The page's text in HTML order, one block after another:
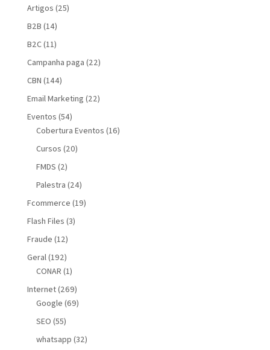
Artigos (25)
B2B (14)
B2C(11)
Campanha paga (22)
CBN (144)
Email Marketing (22)
Eventos (54)
Cobertura Eventos (16)
Cursos (20)
FMDS (2)
Palestra (24)
Fcommerce (19)
Flash Files (3)
Fraude (12)
Geral(192)
CONAR (1)
Internet(269)
Google (69)
SEO (55)
whatsapp (32)